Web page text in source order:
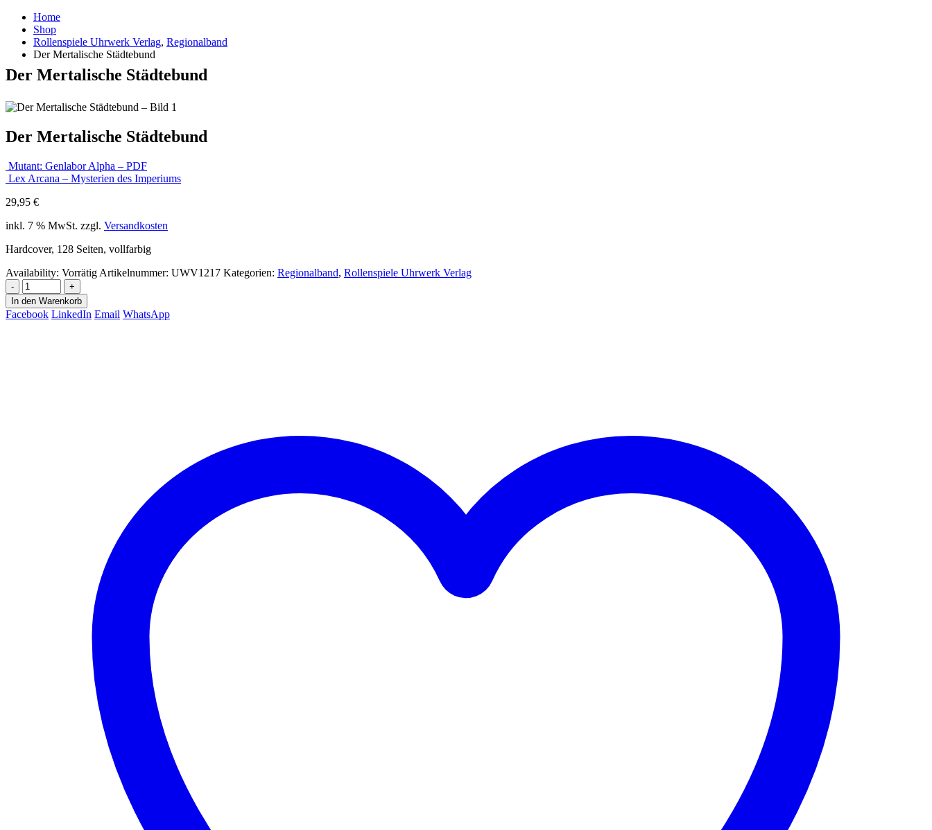
Home
Shop
Rollenspiele Uhrwerk Verlag, Regionalband
Der Mertalische Städtebund
Der Mertalische Städtebund
Der Mertalische Städtebund
Mutant: Genlabor Alpha – PDF
Lex Arcana – Mysterien des Imperiums
29,95 €
inkl. 7 % MwSt. zzgl. Versandkosten
Hardcover, 128 Seiten, vollfarbig
Availability: Vorrätig Artikelnummer: UWV1217 Kategorien: Regionalband, Rollenspiele Uhrwerk Verlag
-
+
In den Warenkorb
Facebook LinkedIn Email WhatsApp